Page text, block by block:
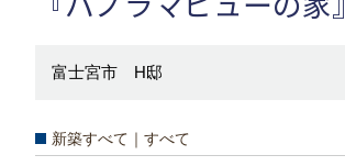
富士宮市 H邸
新築すべて｜すべて